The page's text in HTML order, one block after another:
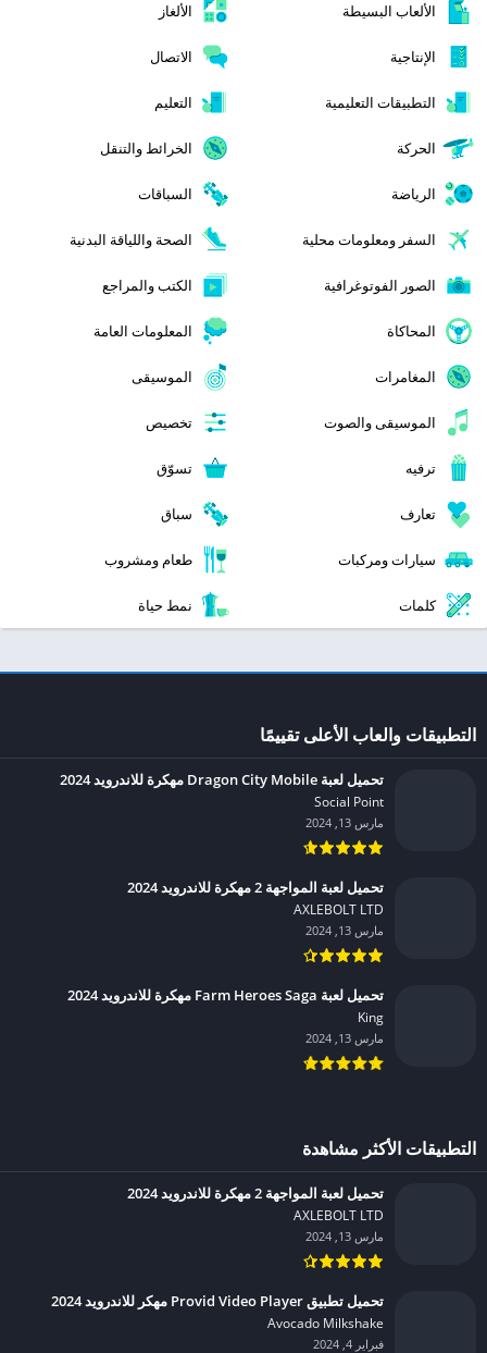
الألعاب البسيطة الألغاز
الإنتاجية الاتصال
التطبيقات التعليمية التعليم
الحركة الخرائط والتنقل
الرياضة السباقات
السفر ومعلومات محلية الصحة واللياقة البدنية
الصور الفوتوغرافية الكتب والمراجع
المحاكاة المعلومات العامة
المغامرات الموسيقى
الموسيقى والصوت تخصيص
ترفيه تسوّق
تعارف سباق
سيارات ومركبات طعام ومشروب
كلمات نمط حياة
التطبيقات والعاب الأعلى تقييمًا
تحميل لعبة Dragon City Mobile مهكرة للاندرويد 2024
Social Point‏
مارس 13, 2024
تحميل لعبة المواجهة 2 مهكرة للاندرويد 2024
AXLEBOLT LTD‏
مارس 13, 2024
تحميل لعبة Farm Heroes Saga مهكرة للاندرويد 2024
King‏
مارس 13, 2024
التطبيقات الأكثر مشاهدة
تحميل لعبة المواجهة 2 مهكرة للاندرويد 2024
AXLEBOLT LTD‏
مارس 13, 2024
تحميل تطبيق Provid Video Player مهكر للاندرويد 2024
Avocado Milkshake‏
فبراير 4, 2024